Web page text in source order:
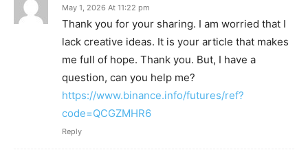
May 1, 2026 At 11:22 pm
Thank you for your sharing. I am worried that I
lack creative ideas. It is your article that makes
me full of hope. Thank you. But, I have a
question, can you help me?
https://www.binance.info/futures/ref?
code=QCGZMHR6
Reply